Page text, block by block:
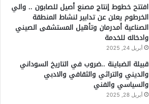
افتتح خطوط إنتاج مصنع أصيل للصابون .. والي
الخرطوم يعلن عن تدابير لنشاط المنطقة
الصناعية أمدرمان وتأهيل المستشفى الصيني
وادخاله للخدمة
أبريل 24, 2025
قبيلة الضباينة ..ضروب في التاريخ السوداني
والديني والتراثي والثقافي والادبي
والسياسي والفني
أبريل 28, 2025